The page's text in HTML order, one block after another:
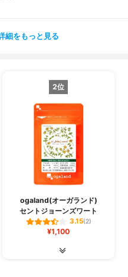
いましたが、寝つきもよ
て元気に過ごせて満足で
細をもっと見る
2位
ogaland(オーガランド)
セントジョーンズワート
3.15(2)
¥1,100